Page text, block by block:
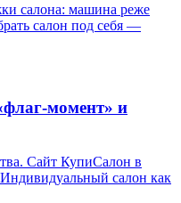
салона: машина реже
салон под себя —
момент» и
Сайт КупиСалон в
салон как